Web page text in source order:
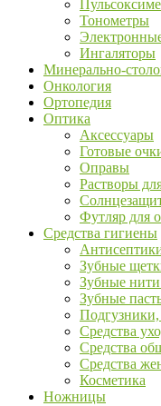
Тонометры
Ингаляторы
Минерально-
Онкология
Ортопедия
Оптика
Аксессуары
Готовые
Оправы
Растворы
Футляр для
Средства гигиены
Зубные
Зубные
Зубные
Средства
Средства
Средства
Косметика
Ножницы